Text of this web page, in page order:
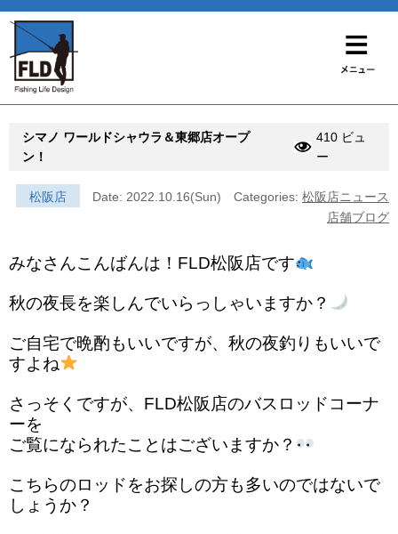
シマノ ワールドシャウラ＆東郷店オープ
ン！
410 ビュ
ー
松阪店 Date: 2022.10.16(Sun) Categories: 松阪店ニュース
店舗ブログ
みなさんこんばんは！FLD松阪店です
秋の夜長を楽しんでいらっしゃいますか？
ご自宅で晩酌もいいですが、秋の夜釣りもいいで
すよね
さっそくですが、FLD松阪店のバスロッドコーナ
ーを
ご覧になられたことはございますか？
こちらのロッドをお探しの方も多いのではないで
しょうか？